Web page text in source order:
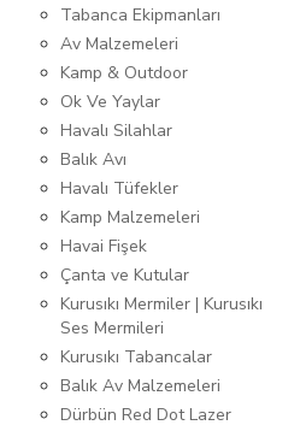
Tabanca Ekipmanları
Av Malzemeleri
Kamp & Outdoor
Ok Ve Yaylar
Havalı Silahlar
Balık Avı
Havalı Tüfekler
Kamp Malzemeleri
Havai Fişek
Çanta ve Kutular
Kurusıkı Mermiler | Kurusıkı
Ses Mermileri
Kurusıkı Tabancalar
Balık Av Malzemeleri
Dürbün Red Dot Lazer